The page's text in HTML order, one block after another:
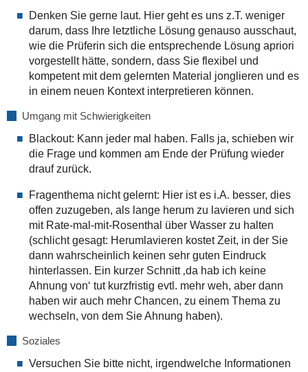
Denken Sie gerne laut. Hier geht es uns z.T. weniger
darum, dass Ihre letztliche Lösung genauso ausschaut,
wie die Prüferin sich die entsprechende Lösung apriori
vorgestellt hätte, sondern, dass Sie flexibel und
kompetent mit dem gelernten Material jonglieren und es
in einem neuen Kontext interpretieren können.
Umgang mit Schwierigkeiten
Blackout: Kann jeder mal haben. Falls ja, schieben wir
die Frage und kommen am Ende der Prüfung wieder
drauf zurück.
Fragenthema nicht gelernt: Hier ist es i.A. besser, dies
offen zuzugeben, als lange herum zu lavieren und sich
mit Rate-mal-mit-Rosenthal über Wasser zu halten
(schlicht gesagt: Herumlavieren kostet Zeit, in der Sie
dann wahrscheinlich keinen sehr guten Eindruck
hinterlassen. Ein kurzer Schnitt ‚da hab ich keine
Ahnung von‘ tut kurzfristig evtl. mehr weh, aber dann
haben wir auch mehr Chancen, zu einem Thema zu
wechseln, von dem Sie Ahnung haben).
Soziales
Versuchen Sie bitte nicht, irgendwelche Informationen